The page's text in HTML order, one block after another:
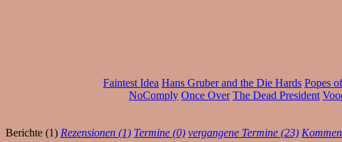
Faintest Idea Hans Gruber and the Die Hards Popes
NoComply Once Over The Dead President
Berichte (1) Rezensionen (1) Termine (0) vergangene Termine (23)